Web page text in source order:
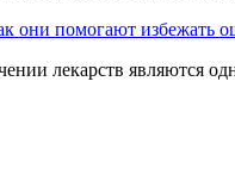
они помогают избежать
лекарств являются